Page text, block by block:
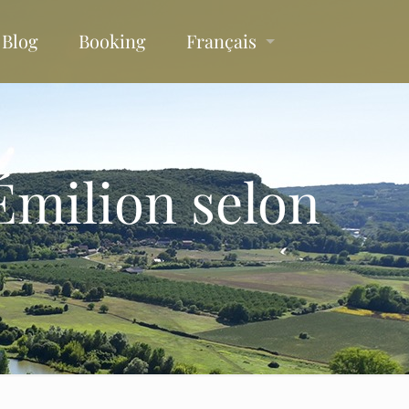
Blog Booking Français
selon